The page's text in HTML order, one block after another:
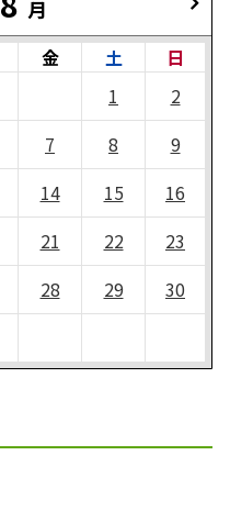
月
金 土
日
1
2
7 8
9
14 15
16
21 22
23
28 29
30